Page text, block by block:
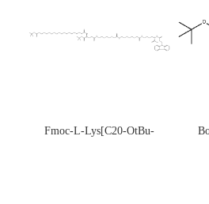
Fmoc-L-Lys[C20-OtBu-